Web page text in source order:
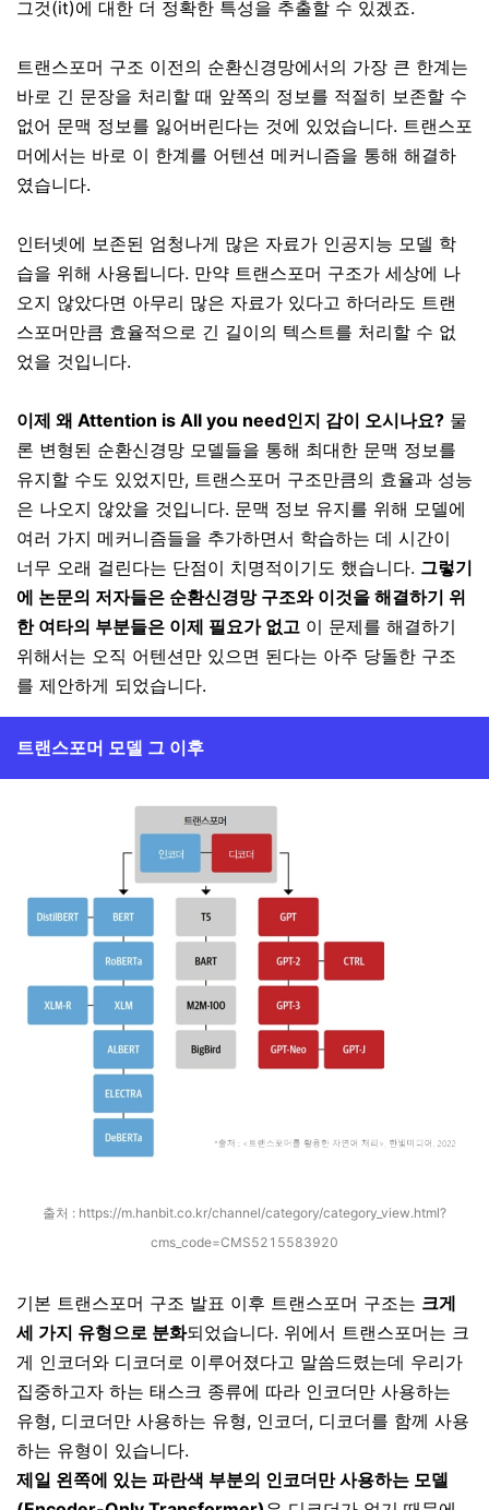
그것(it)에 대한 더 정확한 특성을 추출할 수 있겠죠.
트랜스포머 구조 이전의 순환신경망에서의 가장 큰 한계는
바로 긴 문장을 처리할 때 앞쪽의 정보를 적절히 보존할 수
없어 문맥 정보를 잃어버린다는 것에 있었습니다. 트랜스포
머에서는 바로 이 한계를 어텐션 메커니즘을 통해 해결하
였습니다.
인터넷에 보존된 엄청나게 많은 자료가 인공지능 모델 학
습을 위해 사용됩니다. 만약 트랜스포머 구조가 세상에 나
오지 않았다면 아무리 많은 자료가 있다고 하더라도 트랜
스포머만큼 효율적으로 긴 길이의 텍스트를 처리할 수 없
었을 것입니다.
이제 왜 Attention is All you need인지 감이 오시나요? 물
론 변형된 순환신경망 모델들을 통해 최대한 문맥 정보를
유지할 수도 있었지만, 트랜스포머 구조만큼의 효율과 성능
은 나오지 않았을 것입니다. 문맥 정보 유지를 위해 모델에
여러 가지 메커니즘들을 추가하면서 학습하는 데 시간이
너무 오래 걸린다는 단점이 치명적이기도 했습니다. 그렇기
에 논문의 저자들은 순환신경망 구조와 이것을 해결하기 위
한 여타의 부분들은 이제 필요가 없고 이 문제를 해결하기
위해서는 오직 어텐션만 있으면 된다는 아주 당돌한 구조
를 제안하게 되었습니다.
트랜스포머 모델 그 이후
출처 : https://m.hanbit.co.kr/channel/category/category_view.html?
cms_code=CMS5215583920
기본 트랜스포머 구조 발표 이후 트랜스포머 구조는 크게
세 가지 유형으로 분화되었습니다. 위에서 트랜스포머는 크
게 인코더와 디코더로 이루어졌다고 말씀드렸는데 우리가
집중하고자 하는 태스크 종류에 따라 인코더만 사용하는
유형, 디코더만 사용하는 유형, 인코더, 디코더를 함께 사용
하는 유형이 있습니다.
제일 왼쪽에 있는 파란색 부분의 인코더만 사용하는 모델